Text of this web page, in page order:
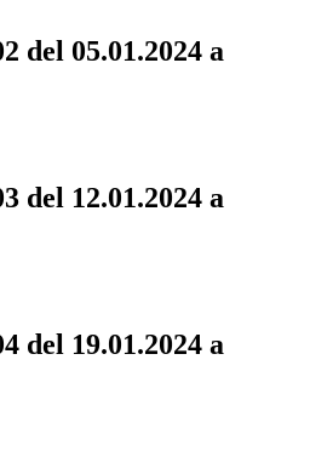
del 05.01.2024 a
del 12.01.2024 a
del 19.01.2024 a